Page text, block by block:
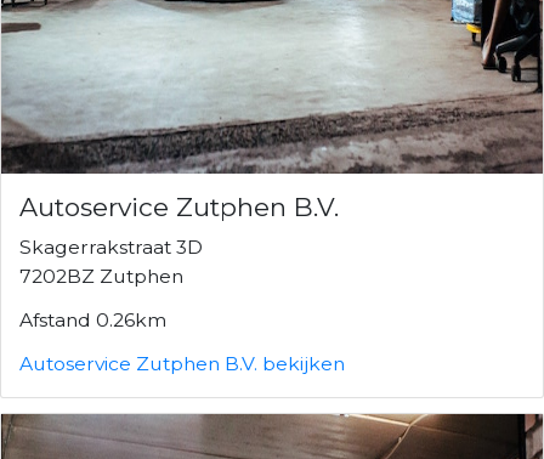
Autoservice Zutphen B.V.
Skagerrakstraat 3D
7202BZ Zutphen
Afstand 0.26km
Autoservice Zutphen B.V. bekijken